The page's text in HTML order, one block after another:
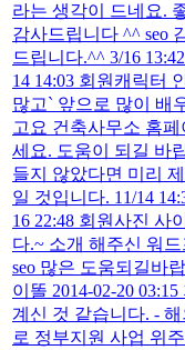
라는 생각이 드네요.
감사드립니다 ^^ seo
드립니다.^^ 3/16
14 14:03 회원캐릭터
많고` 앞으로 많이 배
고요 건축사무소 홈페
세요. 도움이 되길 바
들지 않았다면 미리
일 것입니다. 11/14
16 22:48 회원사진 사
다.~ 소개 해주신 워
seo 많은 도움되길바
이똘 2014-02-20
계신 것 같습니다. -
로 정부지원 사업 위